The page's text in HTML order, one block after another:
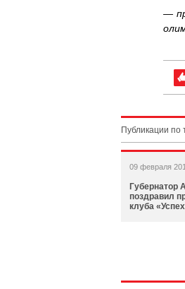
—
Публикации по
09 февраля
Губернатор
поздравил
клуба